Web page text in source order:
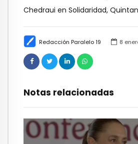
Redacción Paralelo 19 8
Notas relacionadas
Chedraui en Solidaridad,